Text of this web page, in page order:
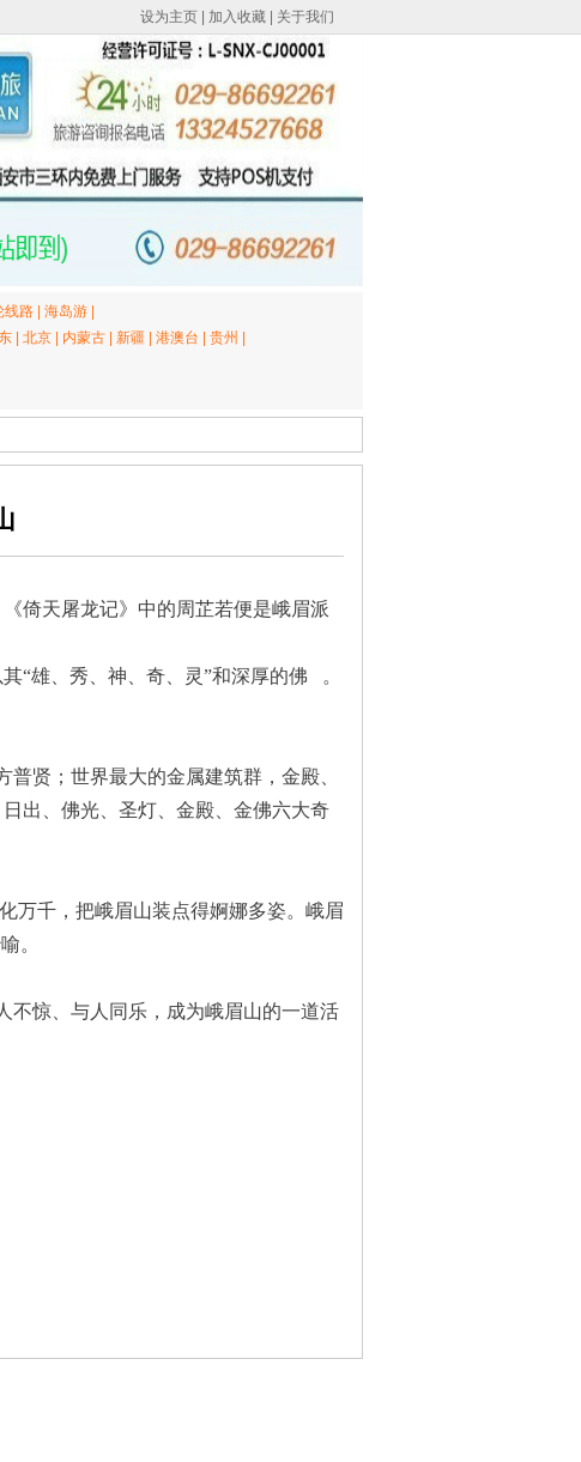
设为主页 加入收藏 关于我们
线路 海岛游
北京 内蒙古 新疆 港澳台 贵州
“雄、秀、神、奇、灵”和深厚的佛
出、佛光、圣灯、金殿、金佛六大奇
。
不惊、与人同乐，成为峨眉山的一道活